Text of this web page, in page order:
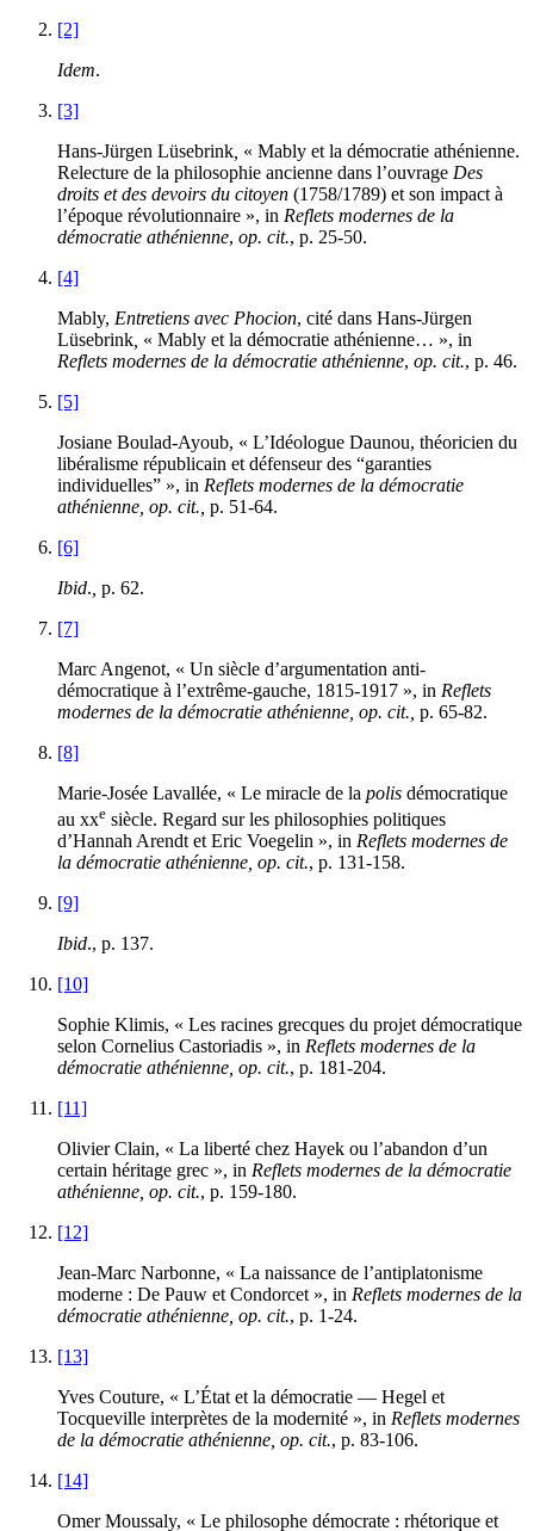
[2]
Idem.
[3]
Hans-Jürgen Lüsebrink « Mably et la démocratie athénienne.
Relecture de la philosophie ancienne dans l’ouvrage Des
droits et des devoirs du citoyen (1758/1789) et son impact à
l’époque révolutionnaire », in Reflets modernes de la
démocratie athénienne, op. cit., p. 25-50.
[4]
Mably, Entretiens avec Phocion, cité dans Hans-Jürgen
Lüsebrink « Mably et la démocratie athénienne… », in
Reflets modernes de la démocratie athénienne, op. cit., p. 46.
[5]
Josiane Boulad-Ayoub, « L’Idéologue Daunou, théoricien du
libéralisme républicain et défenseur des “garanties
individuelles” », in Reflets modernes de la démocratie
athénienne, op. cit., p. 51-64.
[6]
Ibid. p. 62.
[7]
Marc Angenot, « Un siècle d’argumentation anti-
démocratique à l’extrême-gauche, 1815-1917 », in Reflets
modernes de la démocratie athénienne, op. cit., p. 65-82.
[8]
Marie-Josée Lavallée, « Le miracle de la polis démocratique
au xxe siècle. Regard sur les philosophies politiques
d’Hannah Arendt et Eric Voegelin », in Reflets modernes de
la démocratie athénienne, op. cit., p. 131-158.
[9]
Ibid., p. 137.
[10]
Sophie Klimis, « Les racines grecques du projet démocratique
selon Cornelius Castoriadis », in Reflets modernes de la
démocratie athénienne, op. cit., p. 181-204.
[11]
Olivier Clain, « La liberté chez Hayek ou l’abandon d’un
certain héritage grec », in Reflets modernes de la démocratie
athénienne, op. cit., p. 159-180.
[12]
Jean-Marc Narbonne, « La naissance de l’antiplatonisme
moderne : De Pauw et Condorcet », in Reflets modernes de la
démocratie athénienne, op. cit., p. 1-24.
[13]
Yves Couture, « L’État et la démocratie — Hegel et
Tocqueville interprètes de la modernité », in Reflets modernes
de la démocratie athénienne, op. cit., p. 83-106.
[14]
Omer Moussaly, « Le philosophe démocrate : rhétorique et